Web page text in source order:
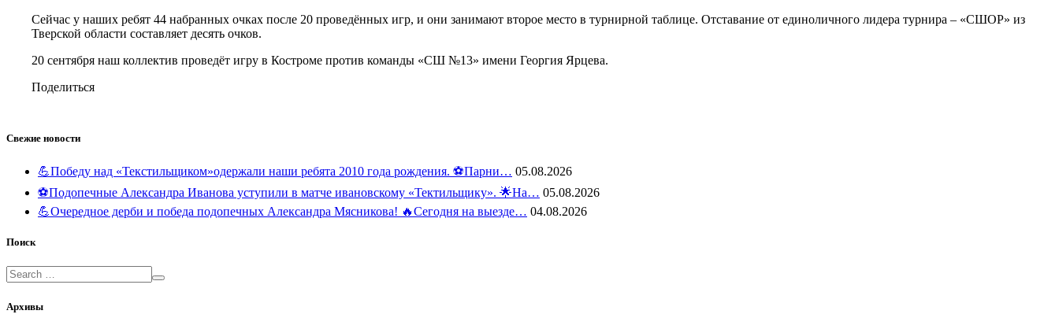
Сейчас у наших ребят 44 набранных очках после 20 проведённых игр, и они занимают второе место в турнирной таблице. Отставание от единоличного лидера турнира – «СШОР» из
Тверской области составляет десять очков.
20 сентября наш коллектив проведёт игру в Костроме против команды «СШ №13» имени Георгия Ярцева.
Поделиться
Свежие новости
💪Победу над «Текстильщиком»одержали наши ребята 2010 года рождения. ⚽️Парни… 05.08.2026
⚽️Подопечные Александра Иванова уступили в матче ивановскому «Тектильщику». 🌟На… 05.08.2026
💪Очередное дерби и победа подопечных Александра Мясникова! 🔥Сегодня на выезде… 04.08.2026
Поиск
Архивы